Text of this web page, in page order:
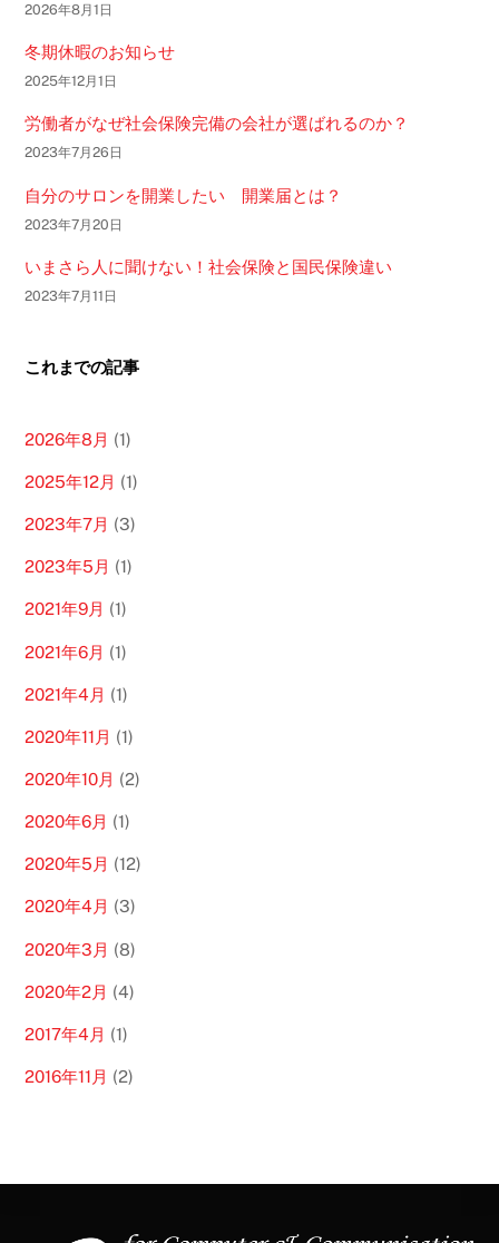
2026年8月1日
冬期休暇のお知らせ
2025年12月1日
労働者がなぜ社会保険完備の会社が選ばれるのか？
2023年7月26日
自分のサロンを開業したい 開業届とは？
2023年7月20日
いまさら人に聞けない！社会保険と国民保険違い
2023年7月11日
これまでの記事
2026年8月 (1)
2025年12月 (1)
2023年7月 (3)
2023年5月 (1)
2021年9月 (1)
2021年6月 (1)
2021年4月 (1)
2020年11月 (1)
2020年10月 (2)
2020年6月 (1)
2020年5月 (12)
2020年4月 (3)
2020年3月 (8)
2020年2月 (4)
2017年4月 (1)
2016年11月 (2)